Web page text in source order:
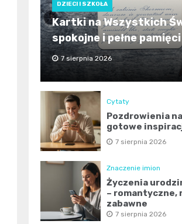
DZIECI I SZKOŁA
Kartki na Wszystkich
spokojne i pełne pamięci
7 sierpnia 2026
Cytaty
Pozdrowienia
gotowe
7 sierpnia 2026
Znaczenie imion
Życzenia
– romantyczne,
zabawne
7 sierpnia 2026